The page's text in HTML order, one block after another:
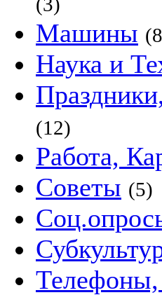
Машины
Наука и
(12)
Работа,
Советы (5)